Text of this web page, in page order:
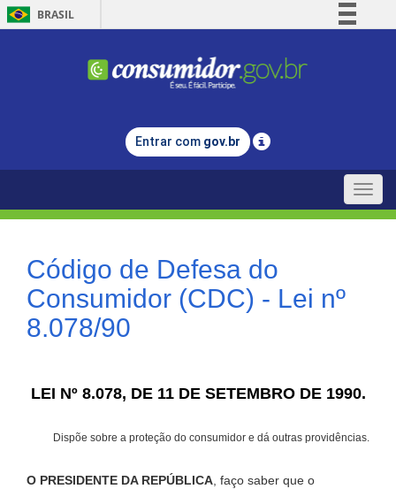
BRASIL
Comunica BR
Legislação
Entrar com gov.br
Toggle
Código de Defesa do
Consumidor (CDC) - Lei nº
8.078/90
LEI Nº 8.078, DE 11 DE SETEMBRO DE 1990.
Dispõe sobre a proteção do consumidor e dá outras providências.
O PRESIDENTE DA REPÚBLICA , faço saber que o